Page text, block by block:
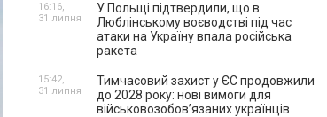
У Польщі підтвердили, що в
Люблінському воєводстві під час
атаки на Україну впала російська
ракета
16:16,
31 липня
Тимчасовий захист у ЄС продовжили
до 2028 року: нові вимоги для
військовозобов’язаних українців
15:42,
31 липня